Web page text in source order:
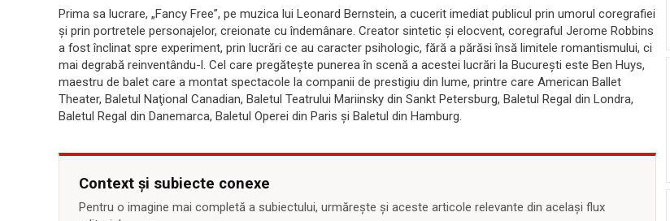
Prima sa lucrare, „Fancy Free”, pe muzica lui Leonard Bernstein, a cucerit imediat publicul prin umorul coregrafiei
şi prin portretele personajelor, creionate cu îndemânare. Creator sintetic şi elocvent, coregraful Jerome Robbins
a fost înclinat spre experiment, prin lucrări ce au caracter psihologic, fără a părăsi însă limitele romantismului, ci
mai degrabă reinventându-l. Cel care pregăteşte punerea în scenă a acestei lucrări la Bucureşti este Ben Huys,
maestru de balet care a montat spectacole la companii de prestigiu din lume, printre care American Ballet
Theater, Baletul Naţional Canadian, Baletul Teatrului Mariinsky din Sankt Petersburg, Baletul Regal din Londra,
Baletul Regal din Danemarca, Baletul Operei din Paris şi Baletul din Hamburg.
Context și subiecte conexe
Pentru o imagine mai completă a subiectului, urmărește și aceste articole relevante din același flux